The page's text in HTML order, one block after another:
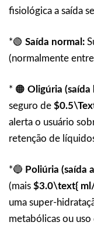
fisiológica a saída
*🟢 Saída normal:
(normalmente
* 🟠 Oligúria (saída
seguro de
alerta o usuário
retenção de
*🔵 Poliúria (saída
(mais $3.0\text{
uma super-
metabólicas ou